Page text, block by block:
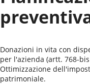
Donazioni in vita con
per l'azienda (artt. 768-
Ottimizzazione
patrimoniale.